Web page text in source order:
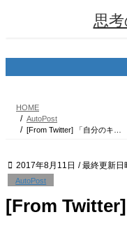
ツ
シ
思
HOME
AutoPost
[From Twitter] 「自分のキ…
2017年8月11日 / 最終更新日
AutoPost
[From